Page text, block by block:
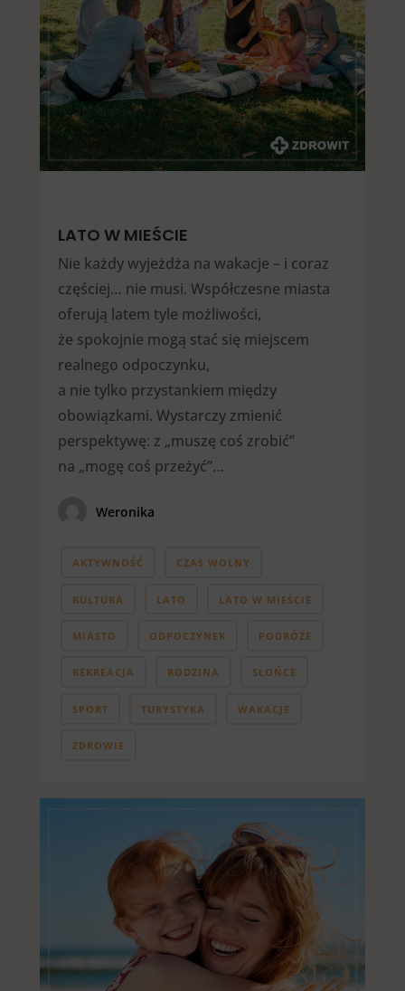
LATO W MIEŚCIE
Nie każdy wyjeżdża na wakacje – i coraz
częściej… nie musi. Współczesne miasta
oferują latem tyle możliwości,
że spokojnie mogą stać się miejscem
realnego odpoczynku,
a nie tylko przystankiem między
obowiązkami. Wystarczy zmienić
perspektywę: z „muszę coś zrobić”
na „mogę coś przeżyć”…
Weronika
AKTYWNOŚĆ CZAS WOLNY
KULTURA LATO LATO W MIEŚCIE
MIASTO ODPOCZYNEK PODRÓŻE
REKREACJA RODZINA SŁOŃCE
SPORT TURYSTYKA WAKACJE
ZDROWIE